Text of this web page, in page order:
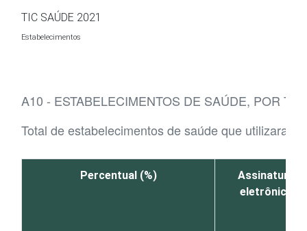
Ir para o conteúdo
TIC SAÚDE 2021
Estabelecimentos
A10 - ESTABELECIMENTOS DE SAÚDE, POR
Total de estabelecimentos de saúde que utilizaram
Percentual (%)
Assinatura
eletrônica